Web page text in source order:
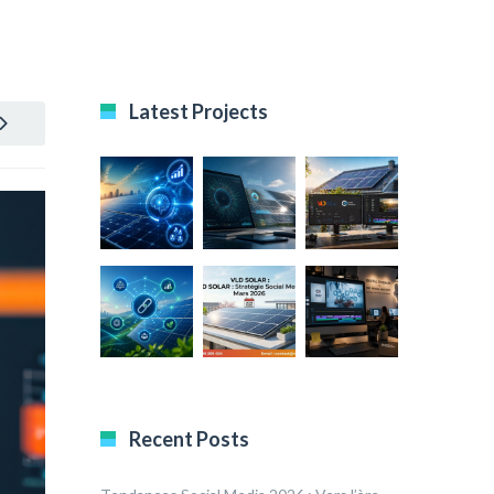
Latest Projects
Recent Posts